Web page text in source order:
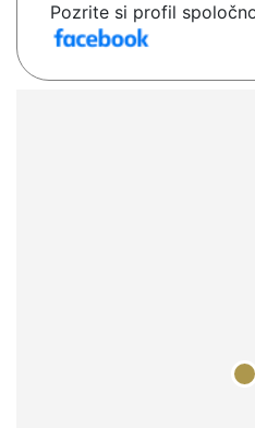
Pozrite si profil